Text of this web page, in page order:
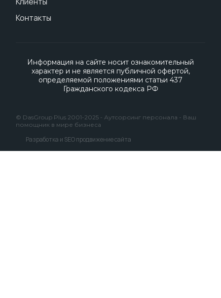
Персонал на строительные объекты
Персонал на вахту
Подбор персонала
Цены
Контакты
Информация на сайте носит ознакомительный
характер и не является публичной офертой,
определяемой положениями статьи 437
Гражданского кодекса РФ
© DasGroup Plus 2001-2025 - Аутсорсинг персонала - Ваш
помощник в мире бизнеса
Разработка и SEO продвижение сайта